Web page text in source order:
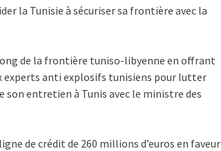
la Tunisie à sécuriser sa frontière avec la
de la frontière tuniso-libyenne en offrant
experts anti explosifs tunisiens pour lutter
entretien à Tunis avec le ministre des
de crédit de 260 millions d’euros en faveur